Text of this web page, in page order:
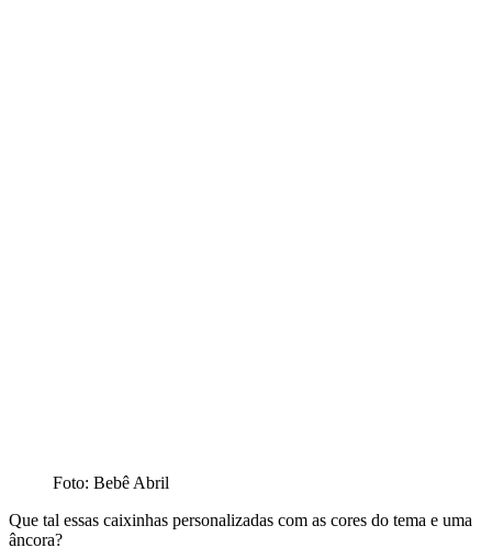
Foto: Bebê Abril
Que tal essas caixinhas personalizadas com as cores do tema e uma
âncora?